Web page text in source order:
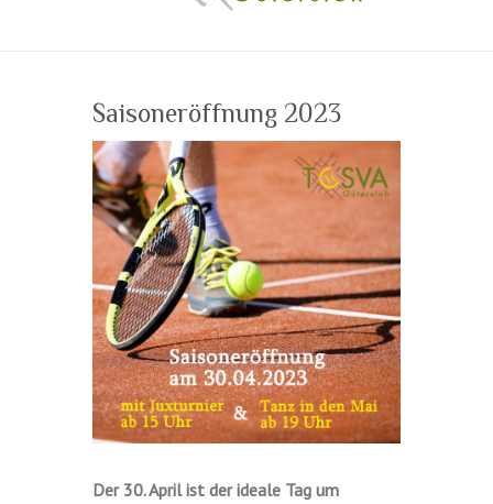
Saisoneröffnung 2023
Der 30. April ist der ideale Tag um